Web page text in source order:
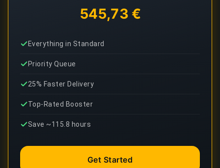
545,73 €
Everything in Standard
Priority Queue
25% Faster Delivery
Top-Rated Booster
Save ~115.8 hours
Get Started